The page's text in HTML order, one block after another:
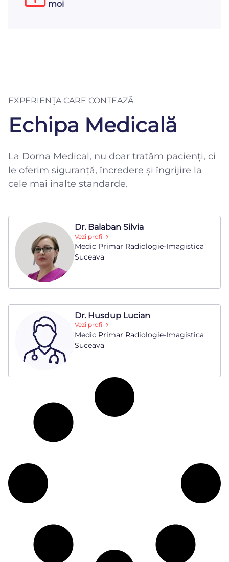
moi
EXPERIENŢA CARE CONTEAZĂ
Echipa Medicală
La Dorna Medical, nu doar tratăm pacienți, ci
le oferim siguranță, încredere și îngrijire la
cele mai înalte standarde.
Dr. Balaban Silvia
Vezi profil
Medic Primar Radiologie-Imagistica
Suceava
Dr. Husdup Lucian
Vezi profil
Medic Primar Radiologie-Imagistica
Suceava